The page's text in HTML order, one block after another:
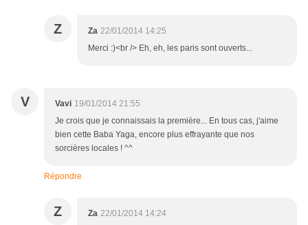
Z Za 22/01/2014 14:25
Merci :)<br /> Eh, eh, les paris sont ouverts...
V Vavi 19/01/2014 21:55
Je crois que je connaissais la première... En tous cas, j'aime
bien cette Baba Yaga, encore plus effrayante que nos
sorcières locales ! ^^
Répondre
Z Za 22/01/2014 14:24